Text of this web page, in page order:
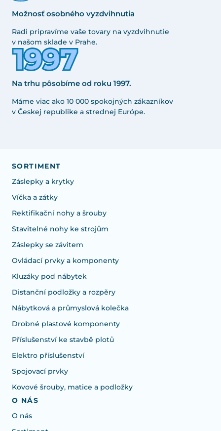
Možnosť osobného vyzdvihnutia
Radi pripravíme vaše tovary na vyzdvihnutie
v našom sklade v Prahe.
Na trhu pôsobíme od roku 1997.
Máme viac ako 10 000 spokojných zákazníkov
v Českej republike a strednej Európe.
SORTIMENT
Záslepky a krytky
Víčka a zátky
Rektifikační nohy a šrouby
Stavitelné nohy ke strojům
Záslepky se závitem
Ovládací prvky a komponenty
Kluzáky pod nábytek
Distanční podložky a rozpěry
Nábytková a průmyslová kolečka
Drobné plastové komponenty
Příslušenství ke stavbě plotů
Elektro příslušenství
Spojovací prvky
Kovové šrouby, matice a podložky
O NÁS
O nás